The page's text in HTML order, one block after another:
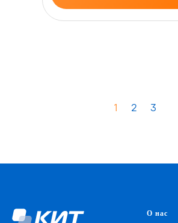
1 2 3
О нас